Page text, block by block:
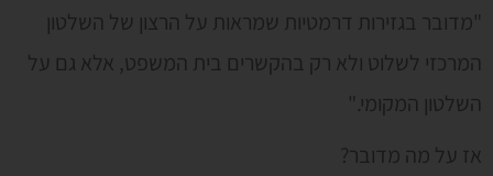
"מדובר בגזירות דרמטיות שמראות על הרצון של השלטון
המרכזי לשלוט ולא רק בהקשרים בית המשפט, אלא גם על
השלטון המקומי."
אז על מה מדובר?